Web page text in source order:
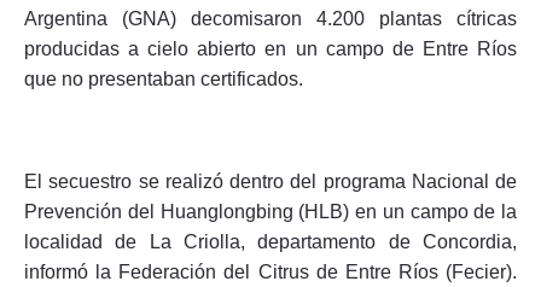
Clima
Agronegocios
Mercados
Seguinos
Argentina (GNA) decomisaron 4.200 plantas cítricas
producidas a cielo abierto en un campo de Entre Ríos
que no presentaban certificados.
El secuestro se realizó dentro del programa Nacional de
Prevención del Huanglongbing (HLB) en un campo de la
localidad de La Criolla, departamento de Concordia,
informó la Federación del Citrus de Entre Ríos (Fecier).